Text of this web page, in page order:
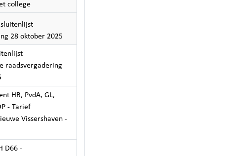
college
28 oktober 2025
raadsvergadering
HB, PvdA, GL,
- Tarief
Vissershaven -
D66 -